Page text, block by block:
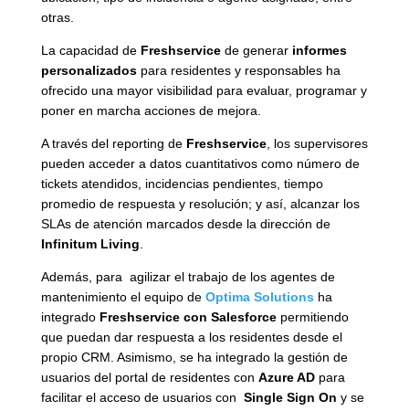
otras.
La capacidad de Freshservicede generar informes
personalizados para residentes y responsables ha
ofrecido una mayor visibilidad para evaluar, programar y
poner en marcha acciones de mejora.
A través del reporting de Freshservice, los supervisores
pueden acceder a datos cuantitativos como número de
tickets atendidos, incidencias pendientes, tiempo
promedio de respuesta y resolución; y así, alcanzar los
SLAs de atención marcados desde la dirección de
Infinitum Living
Además, para agilizar el trabajo de los agentes de
mantenimiento el equipo de Optima Solutions ha
integrado Freshservice con Salesforcepermitiendo
que puedan dar respuesta a los residentes desde el
propio CRM. Asimismo, se ha integrado la gestión de
usuarios del portal de residentes con Azure ADpara
facilitar el acceso de usuarios con Single Sign On y se